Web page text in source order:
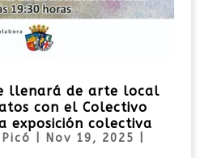
llenará de arte local
con el Colectivo
exposición colectiva
Nov 19, 2025